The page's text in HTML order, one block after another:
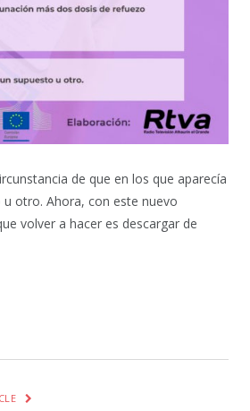
de que en los que aparecía
u otro. Ahora, con este nuevo
volver a hacer es descargar de